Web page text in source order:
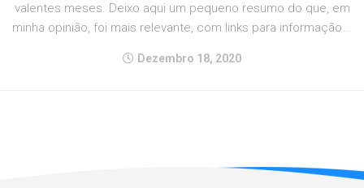
valentes meses. Deixo aqui um pequeno resumo do que, em
minha opinião, foi mais relevante, com links para informação...
Dezembro 18, 2020